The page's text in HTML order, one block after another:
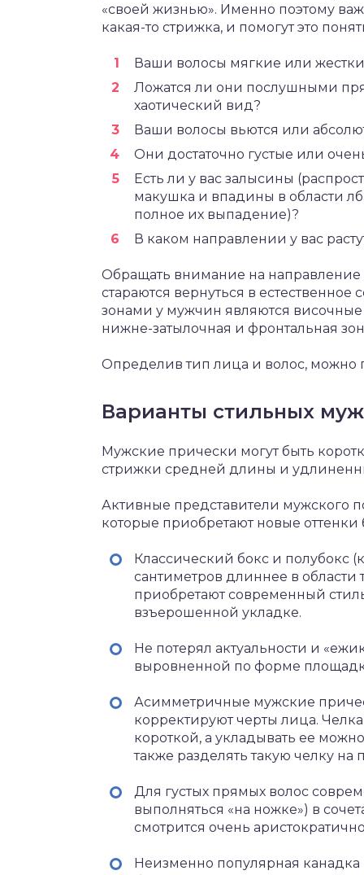
«своей жизнью». Именно поэтому
какая-то стрижка, и помогут это
Ваши волосы мягкие или
Ложатся ли они послушными
хаотический вид?
Ваши волосы вьются или
Они достаточно густые или
Есть ли у вас залысины
макушка и впадины в области
полное их выпадение)?
В каком направлении у вас
Обращать внимание на направление
стараются вернуться в
зонами у мужчин являются височные
нижне-затылочная и фронтальная
Определив тип лица и волос, можно
Варианты стильных
Мужские прически могут быть
стрижки средней длины и
Активные представители мужского
которые приобретают новые оттенки
Классический бокс и полубокс
сантиметров длиннее в области
приобретают современный
взъерошенной укладке.
Не потерял актуальности и
выровненной по форме
Асимметричные мужские
корректируют черты лица.
короткой, а укладывать ее
также разделять такую челку
Для густых прямых волос
выполняться «на ножке») в
смотрится очень
Неизменно популярная канадка